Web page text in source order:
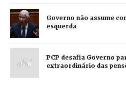
Governo não assume
esquerda
PCP desafia Governo
extraordinário das